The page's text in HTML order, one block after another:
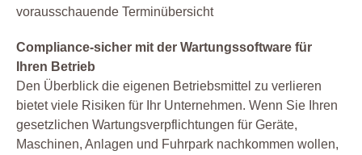
vorausschauende Terminübersicht
Compliance-sicher mit der Wartungssoftware für
Ihren Betrieb
Den Überblick die eigenen Betriebsmittel zu verlieren
bietet viele Risiken für Ihr Unternehmen. Wenn Sie Ihren
gesetzlichen Wartungsverpflichtungen für Geräte,
Maschinen, Anlagen und Fuhrpark nachkommen wollen,